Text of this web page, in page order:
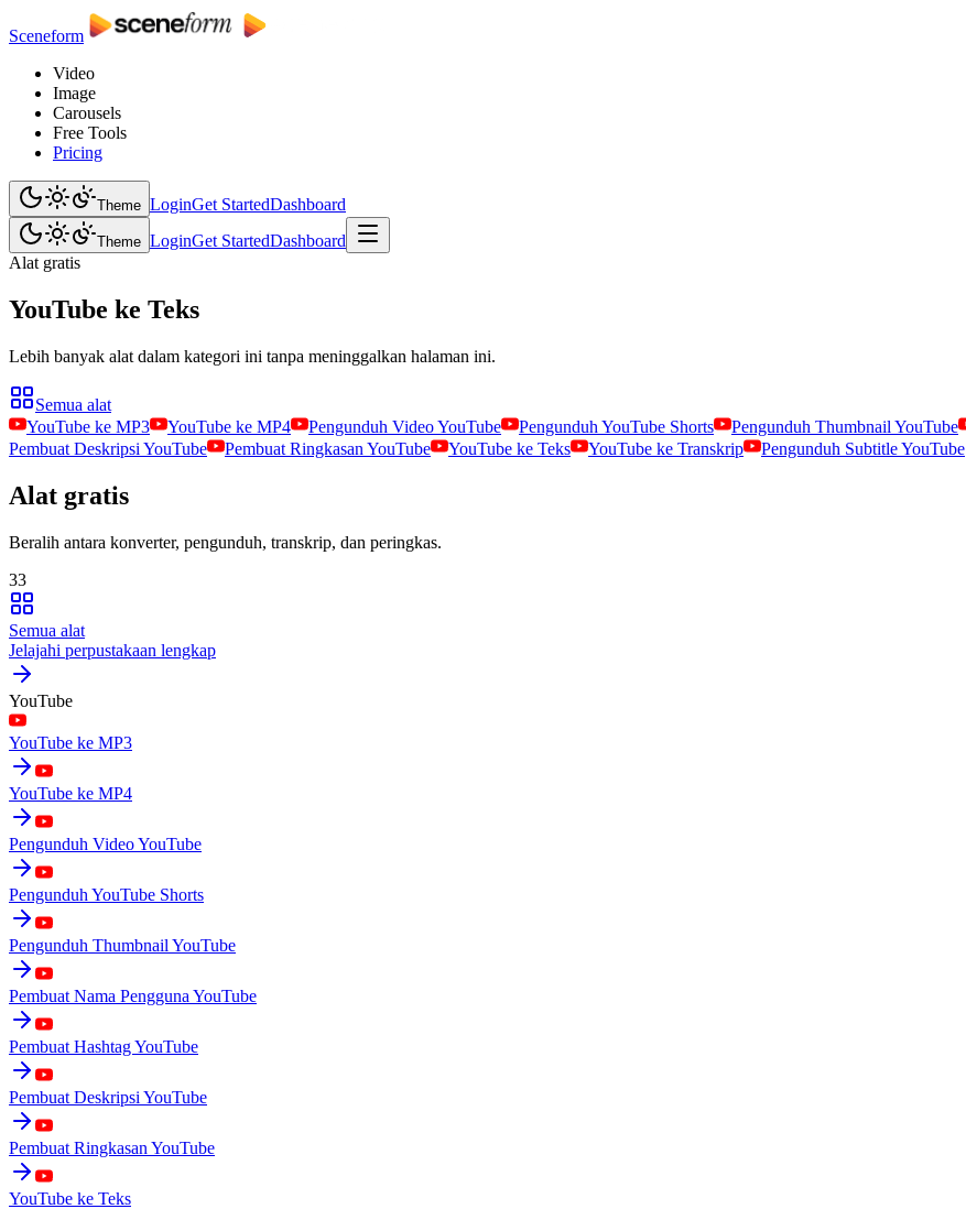
Sceneform
Video
Image
Carousels
Free Tools
Pricing
Theme LoginGet StartedDashboard
Theme LoginGet StartedDashboard
Alat gratis
YouTube ke Teks
Lebih banyak alat dalam kategori ini tanpa meninggalkan halaman ini.
Semua alat
YouTube ke MP3
YouTube ke MP4 Pengunduh Video YouTube Pengunduh YouTube Shorts Pengunduh Thumbnail YouTube
Pembuat Deskripsi YouTube
Pembuat Ringkasan YouTube YouTube ke Teks YouTube ke Transkrip Pengunduh Subtitle YouTube
Alat gratis
Beralih antara konverter, pengunduh, transkrip, dan peringkas.
33
Semua alat
Jelajahi perpustakaan lengkap
YouTube
YouTube ke MP3
YouTube ke MP4
Pengunduh Video YouTube
Pengunduh YouTube Shorts
Pengunduh Thumbnail YouTube
Pembuat Nama Pengguna YouTube
Pembuat Hashtag YouTube
Pembuat Deskripsi YouTube
Pembuat Ringkasan YouTube
YouTube ke Teks